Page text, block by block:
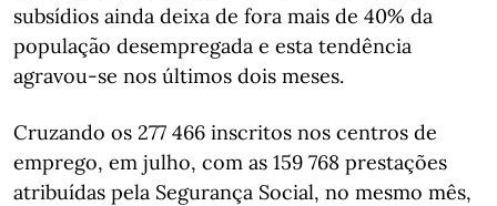
subsídios ainda deixa de fora mais de 40% da
população desempregada e esta tendência
agravou-se nos últimos dois meses.
Cruzando os 277 466 inscritos nos centros de
emprego, em julho, com as 159 768 prestações
atribuídas pela Segurança Social, no mesmo mês,